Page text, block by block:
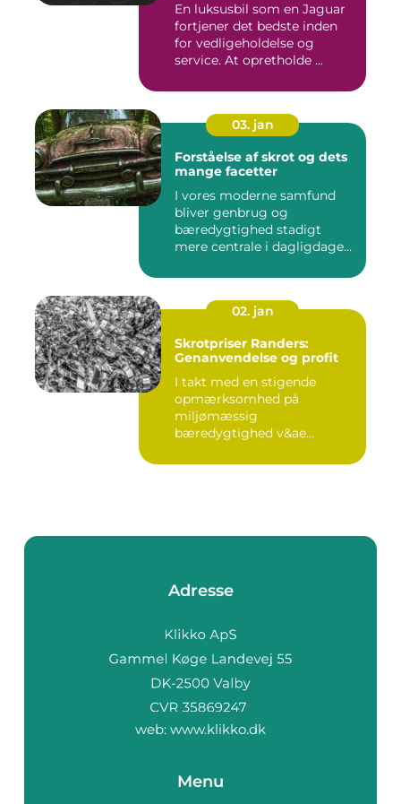
En luksusbil som en Jaguar
fortjener det bedste inden
for vedligeholdelse og
service. At opretholde ...
03. jan
Forståelse af skrot og dets
mange facetter
I vores moderne samfund
bliver genbrug og
bæredygtighed stadigt
mere centrale i dagligdagen.
02. jan
Skrotpriser Randers:
Genanvendelse og profit
I takt med en stigende
opmærksomhed på
miljømæssig
bæredygtighed v&ae...
Adresse
web: www.klikko.dk
Menu